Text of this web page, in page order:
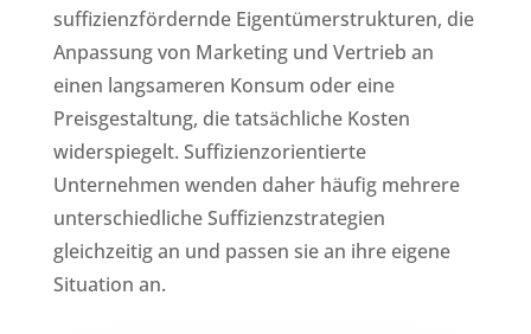
suffizienzfördernde Eigentümerstrukturen, die
Anpassung von Marketing und Vertrieb an
einen langsameren Konsum oder eine
Preisgestaltung, die tatsächliche Kosten
widerspiegelt. Suffizienzorientierte
Unternehmen wenden daher häufig mehrere
unterschiedliche Suffizienzstrategien
gleichzeitig an und passen sie an ihre eigene
Situation an.